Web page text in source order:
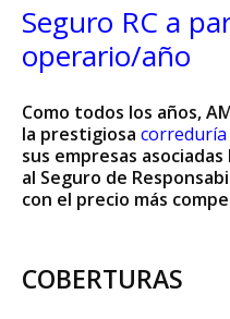
Seguro RC a
operario/año
Como todos los años,
la prestigiosa correduría
sus empresas
al Seguro de
con el precio más
COBERTURAS